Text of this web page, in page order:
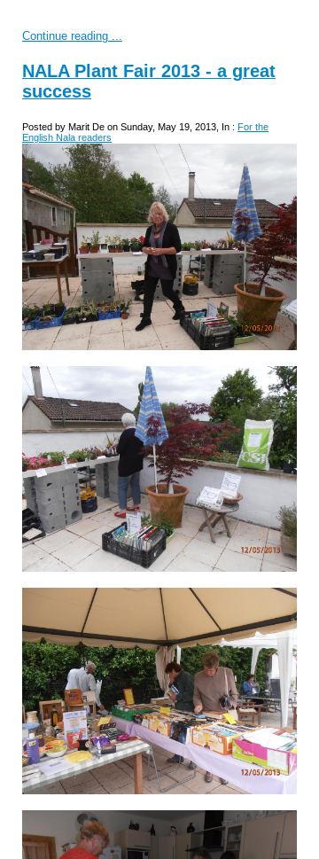
Continue reading ...
NALA Plant Fair 2013 - a great
success
Posted by Marit De on Sunday, May 19, 2013, In : For the
English Nala readers